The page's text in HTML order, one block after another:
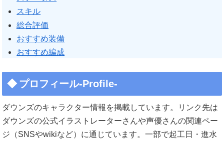
スキル
総合評価
おすすめ装備
おすすめ編成
プロフィール-Profile-
ダウンズのキャラクター情報を掲載しています。リンク先は
ダウンズの公式イラストレーターさんや声優さんの関連ペー
ジ（SNSやwikiなど）に通じています。一部で起工日・進水